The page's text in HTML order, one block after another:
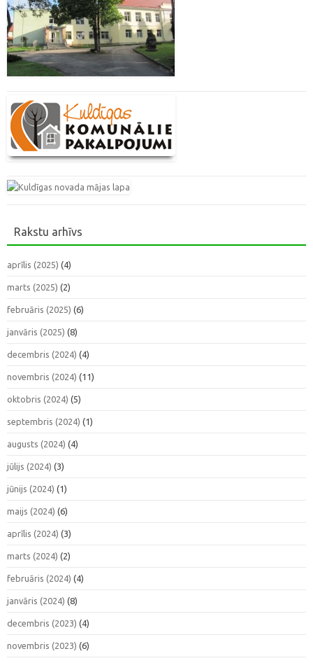
Rakstu arhīvs
aprīlis (2025) (4)
marts (2025) (2)
februāris (2025) (6)
janvāris (2025) (8)
decembris (2024) (4)
novembris (2024) (11)
oktobris (2024) (5)
septembris (2024) (1)
augusts (2024) (4)
jūlijs (2024) (3)
jūnijs (2024) (1)
maijs (2024) (6)
aprīlis (2024) (3)
marts (2024) (2)
februāris (2024) (4)
janvāris (2024) (8)
decembris (2023) (4)
novembris (2023) (6)